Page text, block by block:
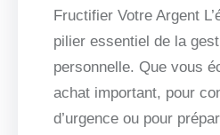
Fructifier Votre Argent
pilier essentiel de la
personnelle. Que vous
achat important, pour
d’urgence ou pour